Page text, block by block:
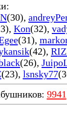
(30),
, Kon(32),
(31),
(42),
(26),
(23), lsnsky77
9941